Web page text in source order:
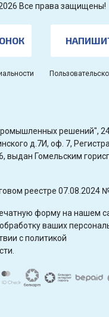
Все права защищены!
решений",
д.7И, оф. 7,
выдан Гомельским
реестре 07.08.2024
форму на нашем
ваших
с политикой